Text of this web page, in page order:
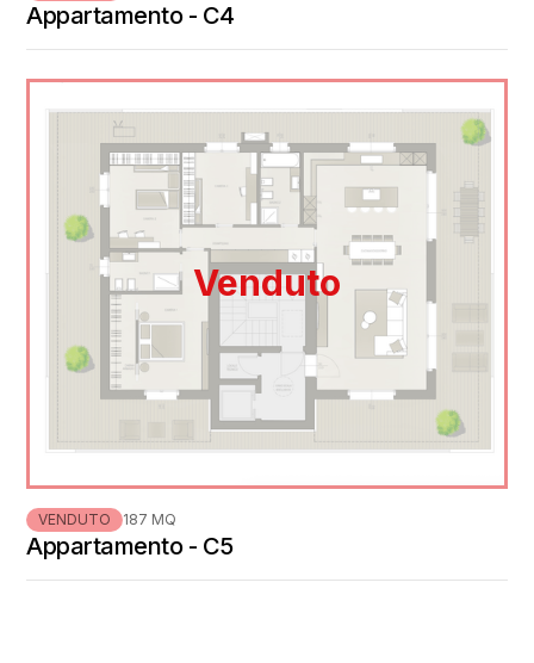
Appartamento - C4
Venduto
VENDUTO 187 MQ
Appartamento - C5